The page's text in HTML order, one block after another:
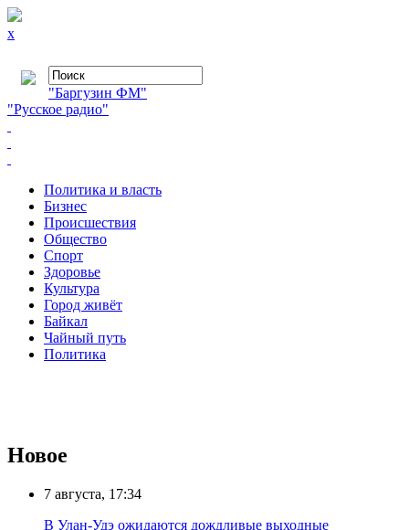
x
"Баргузин ФМ"
"Русское радио"
Политика и власть
Бизнес
Происшествия
Общество
Cпорт
Здоровье
Культура
Город живёт
Байкал
Чайный путь
Политика
Новое
7 августа, 17:34
В Улан-Удэ ожидаются дождливые выходные